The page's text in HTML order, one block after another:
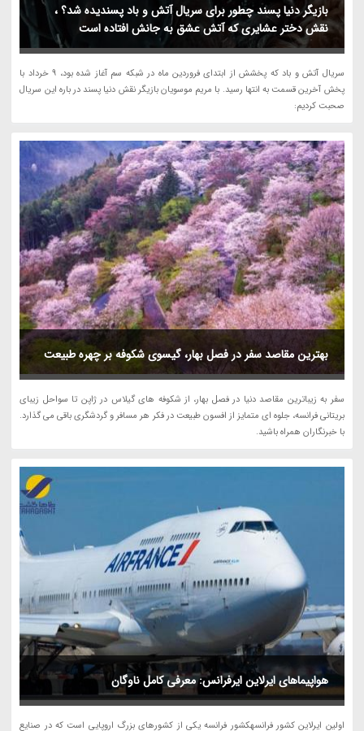
بازیگر دنیا پسند چطور برای سریال آتش و باد پسندیده شد؟ ،
نقش دختر عشایری که آتش عشق به جانش افتاده است
سریال آتش و باد که پخشش از ابتدای فروردین ماه در شبکه سم آغاز شده بود، 9 خرداد با
پخش آخرین قسمت به انتها رسید. با مریم موسویان بازیگر نقش دنیا پسند در باره این سریال
صحبت کردیم:
بهترین مقاصد سفر در فصل بهار، گیسوی شکوفه بر چهره طبیعت
سفر به زیباترین مقاصد دنیا در فصل بهار، از شکوفه های گیلاس در ژاپن تا سواحل زیبای
بریتانی فرانسه، جلوه ای متمایز از افسون طبیعت در فکر هر مسافر و گردشگری باقی می گذارد.
با خبرنگاران همراه باشید.
هواپیماهای ایرلاین ایرفرانس: معرفی کامل ناوگان
اولین ایرلاین کشور فرانسهکشور فرانسه یکی از کشورهای بزرگ اروپایی است که در صنایع